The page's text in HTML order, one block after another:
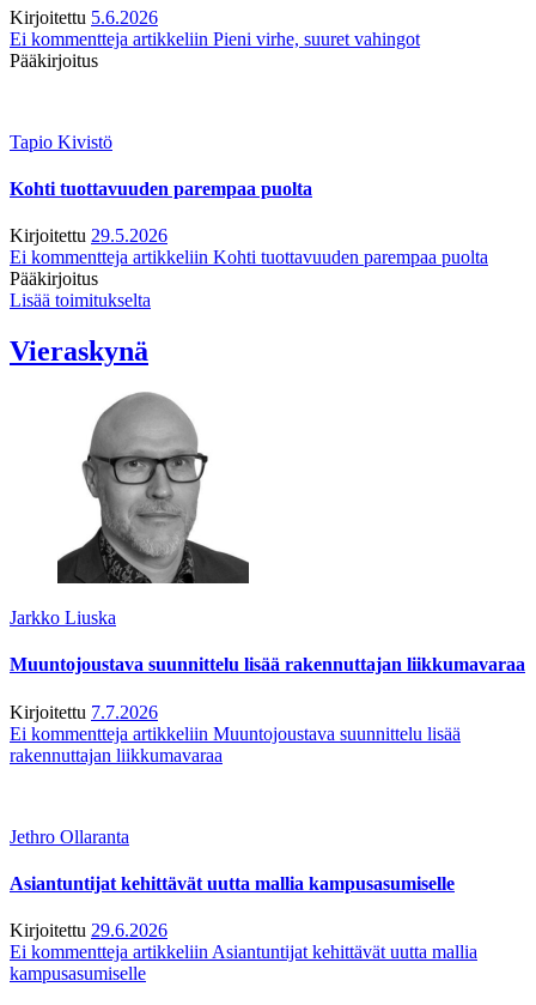
Kirjoitettu 5.6.2026
Ei kommentteja artikkeliin Pieni virhe, suuret vahingot
Pääkirjoitus
Tapio Kivistö
Kohti tuottavuuden parempaa puolta
Kirjoitettu 29.5.2026
Ei kommentteja artikkeliin Kohti tuottavuuden parempaa puolta
Pääkirjoitus
Lisää toimitukselta
Vieraskynä
Jarkko Liuska
Muuntojoustava suunnittelu lisää rakennuttajan liikkumavaraa
Kirjoitettu 7.7.2026
Ei kommentteja artikkeliin Muuntojoustava suunnittelu lisää
rakennuttajan liikkumavaraa
Jethro Ollaranta
Asiantuntijat kehittävät uutta mallia kampusasumiselle
Kirjoitettu 29.6.2026
Ei kommentteja artikkeliin Asiantuntijat kehittävät uutta mallia
kampusasumiselle